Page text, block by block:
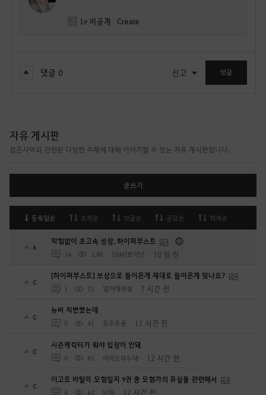
Lv 비공개 Create
댓글 0 신고 댓글
자유 게시판
검은사막과 관련된 다양한 주제에 대해 이야기할 수 있는 자유 게시판입니다.
글쓰기
등록일순 조회순 댓글순 공감순 화제순
6
막힘없이 초고속 성장, 하이퍼부스트
14 2.8K [GM]로아닌 10 일 전
0
[하이퍼부스트] 보상으로 들어온게 제대로 들어온게 맞나요?
1 73 일거에척결 7 시간 전
0
뉴비 직변했는데
0 41 유우우웅 11 시간 전
0
시즌캐릭터가 뭐야 입장이 안돼
0 81 아시드라누대 12 시간 전
0
이고르 바탈리 모험일지 9권 중 모험가의 유실물 관련해서
4 62 단륵 12 시간 전